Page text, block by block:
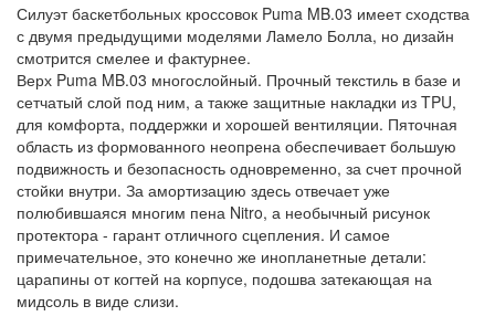
Силуэт баскетбольных кроссовок Puma MB.03 имеет сходства
с двумя предыдущими моделями Ламело Болла, но дизайн
смотрится смелее и фактурнее.
Верх Puma MB.03 многослойный. Прочный текстиль в базе и
сетчатый слой под ним, а также защитные накладки из TPU,
для комфорта, поддержки и хорошей вентиляции. Пяточная
область из формованного неопрена обеспечивает большую
подвижность и безопасность одновременно, за счет прочной
стойки внутри. За амортизацию здесь отвечает уже
полюбившаяся многим пена Nitro, а необычный рисунок
протектора - гарант отличного сцепления. И самое
примечательное, это конечно же инопланетные детали:
царапины от когтей на корпусе, подошва затекающая на
мидсоль в виде слизи.